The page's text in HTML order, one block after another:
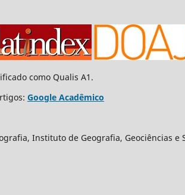
como Qualis A1.
Google Acadêmico
Instituto de Geografia, Geociências